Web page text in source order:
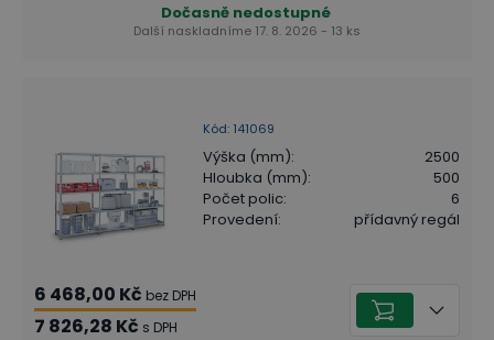
Dočasně nedostupné
Další naskladníme 17. 8. 2026 - 13 ks
Kód: 141069
Výška (mm):
2500
Hloubka (mm):
500
Počet polic:
6
Provedení: přídavný regál
6 468,00 Kč bez DPH
7 826,28 Kč s DPH